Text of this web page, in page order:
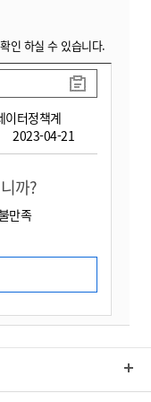
인 하실 수 있습니다.
이터정책계
2023-04-21
까?
만족